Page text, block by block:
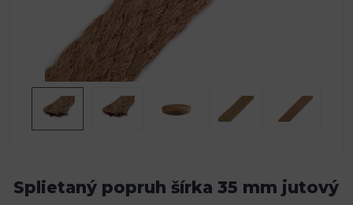
Splietaný popruh šírka 35 mm jutový